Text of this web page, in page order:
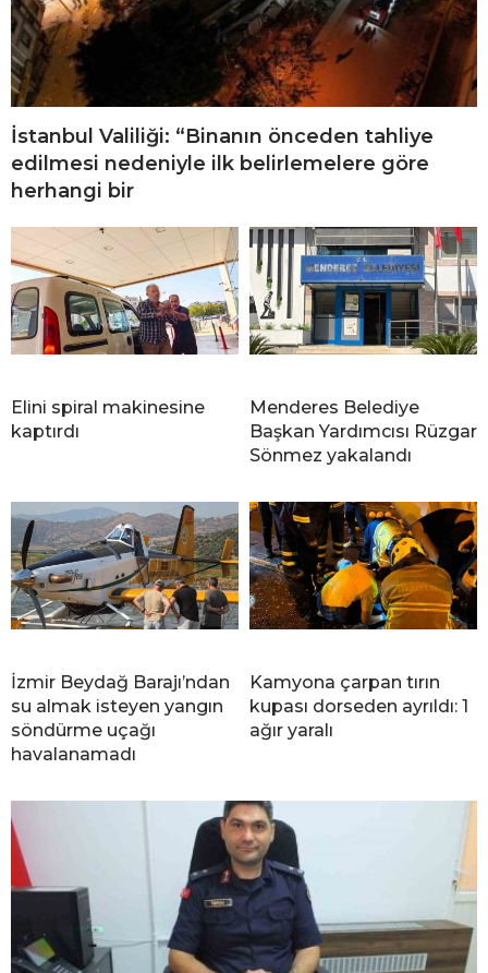
İstanbul Valiliği: “Binanın önceden tahliye
edilmesi nedeniyle ilk belirlemelere göre
herhangi bir
Elini spiral makinesine
kaptırdı
Menderes Belediye
Başkan Yardımcısı Rüzgar
Sönmez yakalandı
İzmir Beydağ Barajı’ndan
su almak isteyen yangın
söndürme uçağı
havalanamadı
Kamyona çarpan tırın
kupası dorseden ayrıldı: 1
ağır yaralı